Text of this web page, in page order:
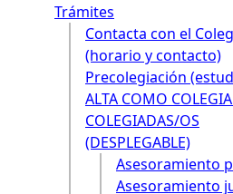
Trámites
Contacta con el
(horario y contacto)
Precolegiación
ALTA COMO
COLEGIADAS/OS
(DESPLEGABLE)
Asesoramiento
Asesoramiento